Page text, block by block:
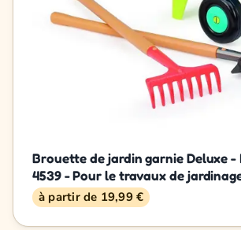
Brouette de jardin garnie Deluxe -
4539 - Pour le travaux de
à partir de 19,99 €